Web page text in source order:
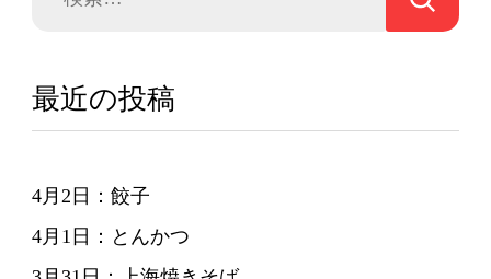
最近の投稿
4月2日：餃子
4月1日：とんかつ